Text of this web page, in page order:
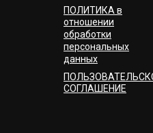
ПОЛИТИКА в
отношении
обработки
персональных
данных
СОГЛАШЕНИЕ